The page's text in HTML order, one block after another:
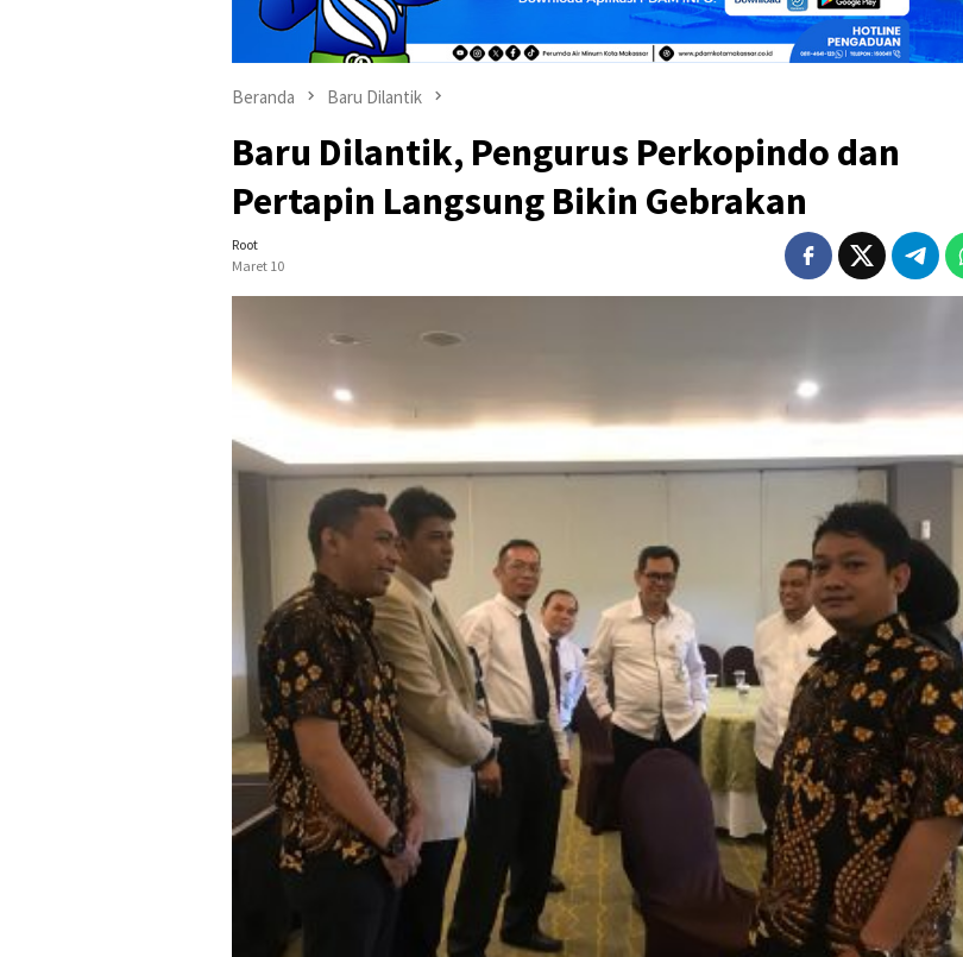
Beranda Baru Dilantik
Baru Dilantik, Pengurus Perkopindo dan
Pertapin Langsung Bikin Gebrakan
Root
Maret 10